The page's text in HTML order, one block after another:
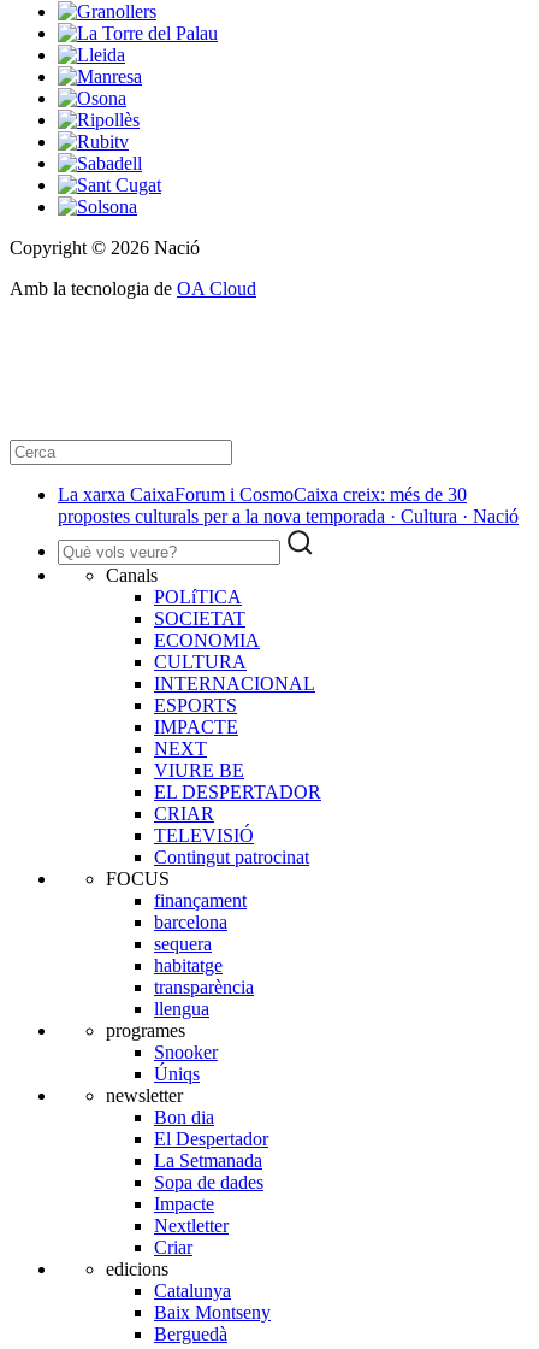
Copyright © 2026 Nació
Amb la tecnologia de OA Cloud
La xarxa CaixaForum i CosmoCaixa creix: més de 30
propostes culturals per a la nova temporada · Cultura · Nació
Canals
POLíTICA
SOCIETAT
ECONOMIA
CULTURA
INTERNACIONAL
ESPORTS
IMPACTE
NEXT
VIURE BE
EL DESPERTADOR
CRIAR
TELEVISIÓ
Contingut patrocinat
FOCUS
finançament
barcelona
sequera
habitatge
transparència
llengua
programes
Snooker
Úniqs
newsletter
Bon dia
El Despertador
La Setmanada
Sopa de dades
Impacte
Nextletter
Criar
edicions
Catalunya
Baix Montseny
Berguedà